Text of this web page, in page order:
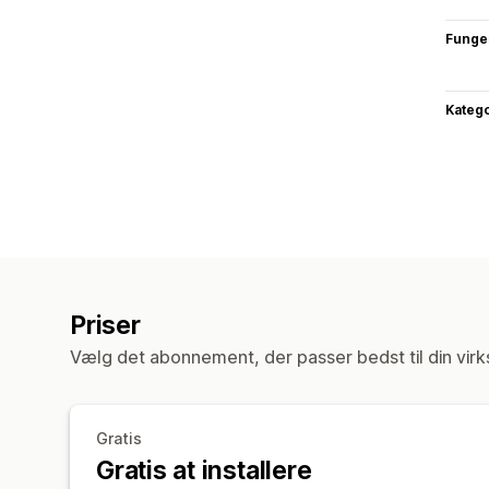
Priser
Vælg det abonnement, der passer bedst til din
Gratis
Gratis at installere